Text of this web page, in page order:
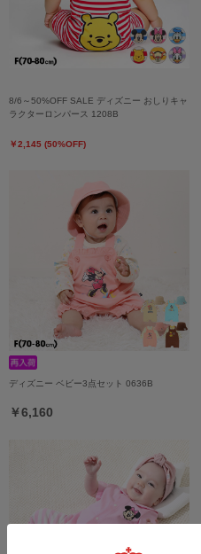
8/6～50%OFF SALE ディズニー おしりキャ
ラクターロンパース 1208B
￥2,145 (50%OFF)
ディズニー ベビー3点セット 0636B
￥6,160